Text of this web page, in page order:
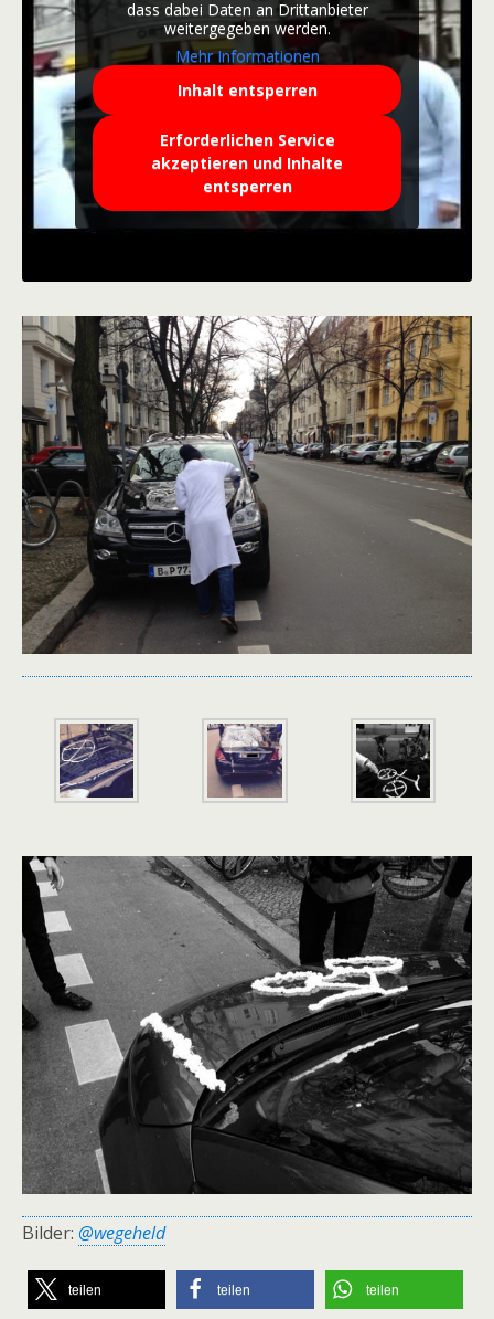
dass dabei Daten an Drittanbieter
weitergegeben werden.
Mehr Informationen
Inhalt entsperren
Erforderlichen Service
akzeptieren und Inhalte
entsperren
Bilder: @wegeheld
teilen teilen teilen